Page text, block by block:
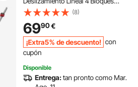
Acero Inoxidable Alta Dureza Riel
Deslizante Lineal para Máquinas de
Soldadura Láser, Torno, Molino,
Dobladora
(8)
6990€
¡Extra5% de descuento! con
cupón
Disponible
Entrega:tan pronto como Mar.